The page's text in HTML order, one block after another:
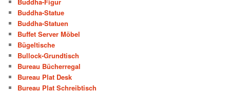
Buddha-Statue
Buddha-Statuen
Buffet Server Möbel
Bügeltische
Bullock-Grundtisch
Bureau Bücherregal
Bureau Plat Desk
Bureau Plat Schreibtisch